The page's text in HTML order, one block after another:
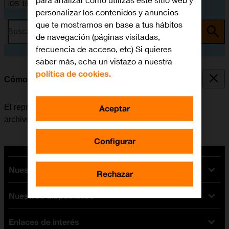
iOS 16.0
Busca por problema o tema
Cómo utilizar el reproductor de música
El reproductor de música se utiliza para escuchar los
archivos de música que han sido transferidos al móvil.
Nuestras tarifas
Tarifas Orange
Tarifas fibra y móvil
Nuestros dispositivos
Ofertas en móviles
Enlaces de interés
personalizar los contenidos y anuncios
que te mostramos en base a tus hábitos
de navegación (páginas visitadas,
frecuencia de acceso, etc) Si quieres
saber más, echa un vistazo a nuestra
política de cookies.
Configurar
Rechazar
Aceptar